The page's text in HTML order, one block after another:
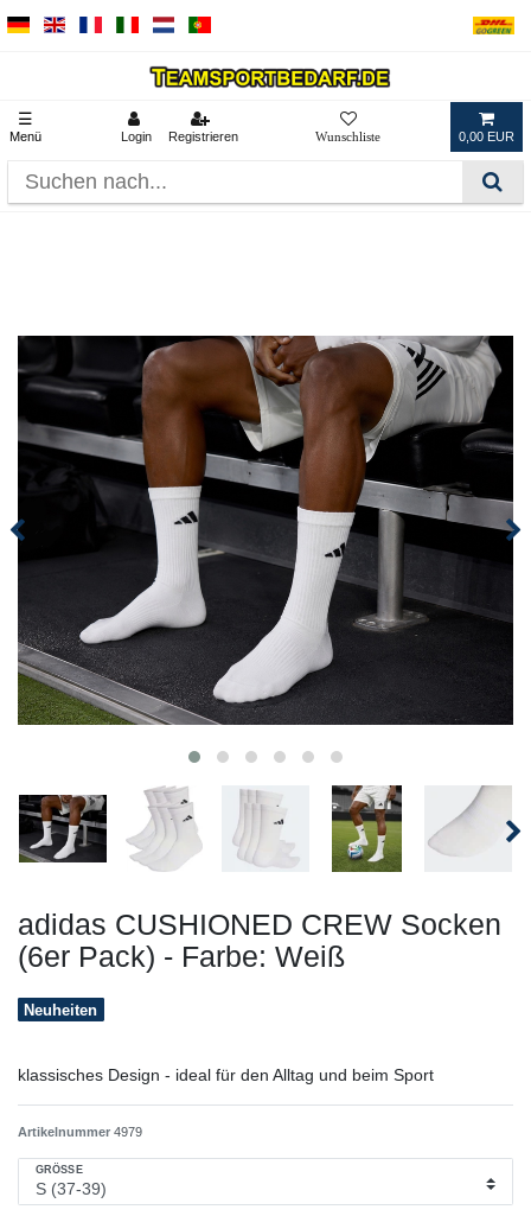
☰
Menü Login Registrieren 0,00 EUR
adidas CUSHIONED CREW Socken
(6er Pack) - Farbe: Weiß
Neuheiten
klassisches Design - ideal für den Alltag und beim Sport
Artikelnummer 4979
GRÖSSE